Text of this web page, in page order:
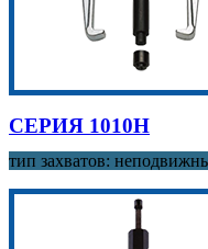
СЕРИЯ 1010H
тип захватов: